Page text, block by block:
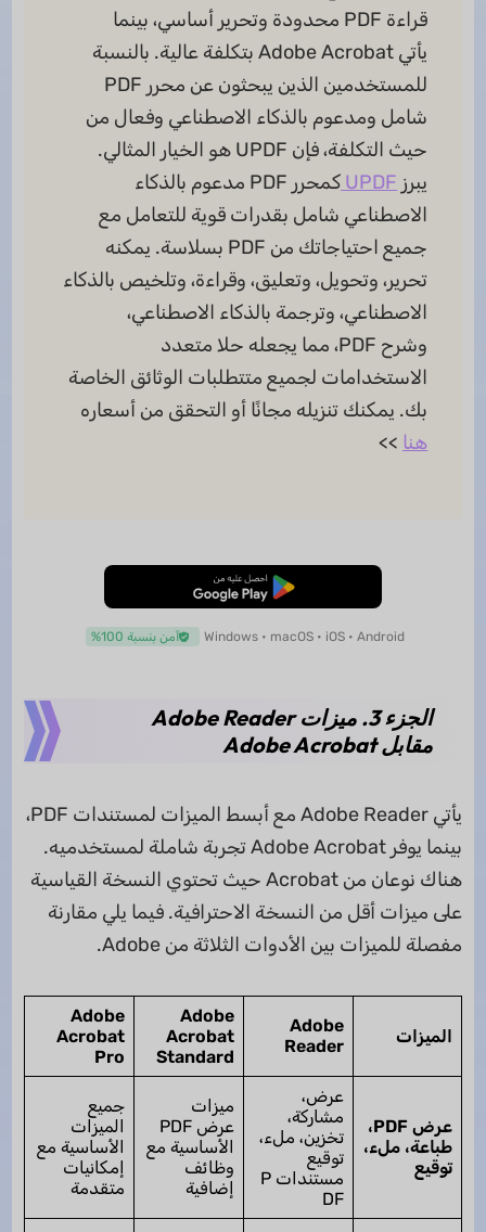
قراءة PDF محدودة وتحرير أساسي، بينما
يأتي Adobe Acrobat بتكلفة عالية. بالنسبة
للمستخدمين الذين يبحثون عن محرر PDF
شامل ومدعوم بالذكاء الاصطناعي وفعال من
حيث التكلفة، فإن UPDF هو الخيار المثالي.
يبرز UPDF
كمحرر PDF مدعوم بالذكاء
الاصطناعي شامل بقدرات قوية للتعامل مع
جميع احتياجاتك من PDF بسلاسة. يمكنه
تحرير، وتحويل، وتعليق، وقراءة، وتلخيص بالذكاء
الاصطناعي، وترجمة بالذكاء الاصطناعي،
وشرح PDF، مما يجعله حلا متعدد
الاستخدامات لجميع متتطلبات الوثائق الخاصة
بك. يمكنك تنزيله مجانًا أو التحقق من أسعاره
هنا >>
تنزيل مجاني
Windows • macOS • iOS • Android آمن بنسبة 100%
الجزء 3. ميزات Adobe Reader
مقابل Adobe Acrobat
يأتي Adobe Reader مع أبسط الميزات لمستندات PDF،
بينما يوفر Adobe Acrobat تجربة شاملة لمستخدميه.
هناك نوعان من Acrobat حيث تحتوي النسخة القياسية
على ميزات أقل من النسخة الاحترافية. فيما يلي مقارنة
مفصلة للميزات بين الأدوات الثلاثة من Adobe.
الميزات
Adobe
Reader
Adobe
Acrobat
Standard
Adobe
Acrobat
Pro
عرض PDF،
طباعة، ملء،
توقيع
عرض،
مشاركة،
تخزين، ملء،
توقيع
مستندات P
DF
ميزات
عرض PDF
الأساسية مع
وظائف
إضافية
جميع
الميزات
الأساسية مع
إمكانيات
متقدمة